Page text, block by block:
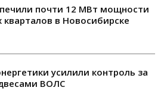
почти 12 МВт мощности
в Новосибирске
усилили контроль за
ВОЛС